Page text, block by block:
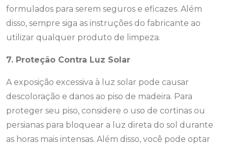
formulados para serem seguros e eficazes. Além
disso, sempre siga as instruções do fabricante ao
utilizar qualquer produto de limpeza.
7. Proteção Contra Luz Solar
A exposição excessiva à luz solar pode causar
descoloração e danos ao piso de madeira. Para
proteger seu piso, considere o uso de cortinas ou
persianas para bloquear a luz direta do sol durante
as horas mais intensas. Além disso, você pode optar